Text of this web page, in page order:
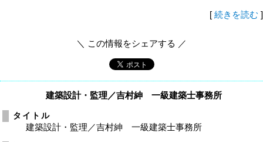
[ 続きを読む ]
＼ この情報をシェアする ／
建築設計・監理／吉村紳 一級建築士事務所
タイトル
建築設計・監理／吉村紳 一級建築士事務所